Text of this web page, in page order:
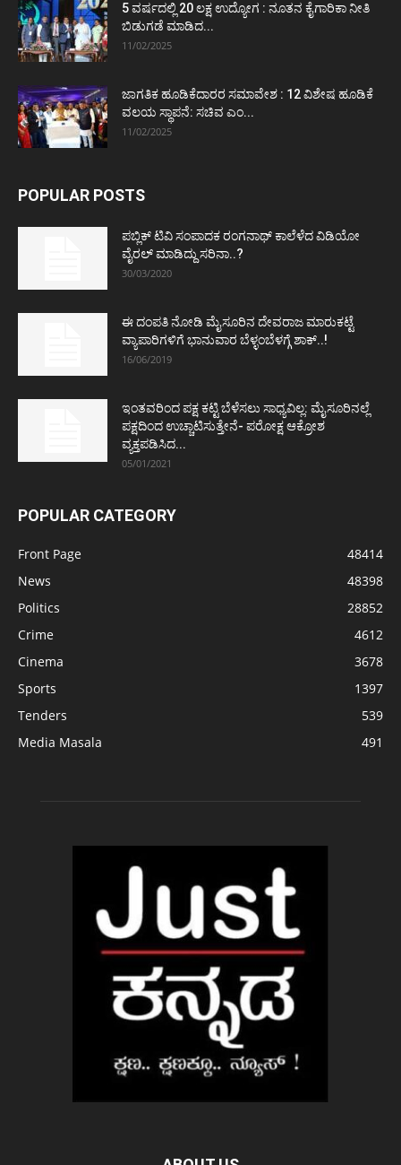
5 ವರ್ಷದಲ್ಲಿ 20 ಲಕ್ಷ ಉದ್ಯೋಗ : ನೂತನ ಕೈಗಾರಿಕಾ ನೀತಿ
ಬಿಡುಗಡೆ ಮಾಡಿದ...
11/02/2025
ಜಾಗತಿಕ ಹೂಡಿಕೆದಾರರ ಸಮಾವೇಶ : 12 ವಿಶೇಷ ಹೂಡಿಕೆ
ವಲಯ ಸ್ಥಾಪನೆ: ಸಚಿವ ಎಂ...
11/02/2025
POPULAR POSTS
ಪಬ್ಲಿಕ್ ಟಿವಿ ಸಂಪಾದಕ ರಂಗನಾಥ್ ಕಾಲೆಳೆದ ವಿಡಿಯೋ
ವೈರಲ್ ಮಾಡಿದ್ದು ಸರಿನಾ..?
30/03/2020
ಈ ದಂಪತಿ ನೋಡಿ ಮೈಸೂರಿನ ದೇವರಾಜ ಮಾರುಕಟ್ಟೆ
ವ್ಯಾಪಾರಿಗಳಿಗೆ ಭಾನುವಾರ ಬೆಳ್ಳಂಬೆಳಗ್ಗೆ ಶಾಕ್..!
16/06/2019
ಇಂತವರಿಂದ ಪಕ್ಷ ಕಟ್ಟಿ ಬೆಳೆಸಲು ಸಾಧ್ಯವಿಲ್ಲ: ಮೈಸೂರಿನಲ್ಲೆ
ಪಕ್ಷದಿಂದ ಉಚ್ಚಾಟಿಸುತ್ತೇನೆ- ಪರೋಕ್ಷ ಆಕ್ರೋಶ
ವ್ಯಕ್ತಪಡಿಸಿದ...
05/01/2021
POPULAR CATEGORY
Front Page
48414
News
48398
Politics
28852
Crime
4612
Cinema
3678
Sports
1397
Tenders
539
Media Masala
491